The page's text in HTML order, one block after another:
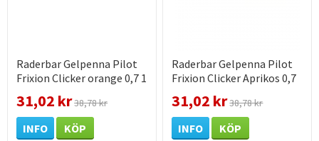
Raderbar Gelpenna Pilot
Frixion Clicker orange 0,7 1
31,02 kr38,78 kr
INFO KÖP
Raderbar Gelpenna Pilot
Frixion Clicker Aprikos 0,7
31,02 kr38,78 kr
INFO KÖP